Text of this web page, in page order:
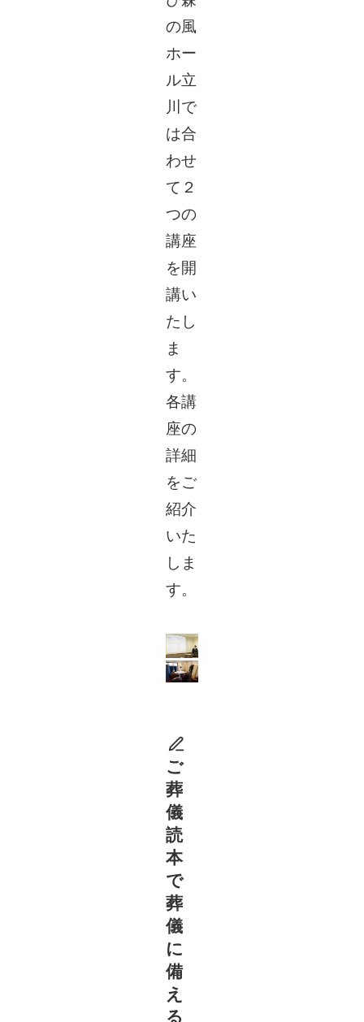
の風
ホー
ル立
川で
は合
わせ
て２
つの
講座
を開
講い
たし
ま
す。
各講
座の
詳細
をご
紹介
いた
しま
す。
ご
葬
儀
読
本
で
葬
儀
に
備
え
る